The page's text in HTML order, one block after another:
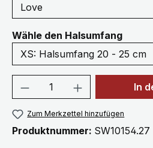
Wähle den Halsumfang
Produkt Anzahl: Gib
In
Zum Merkzettel hinzufügen
Produktnummer: SW10154.27